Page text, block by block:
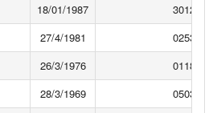
18/01/1987
27/4/1981
26/3/1976
28/3/1969